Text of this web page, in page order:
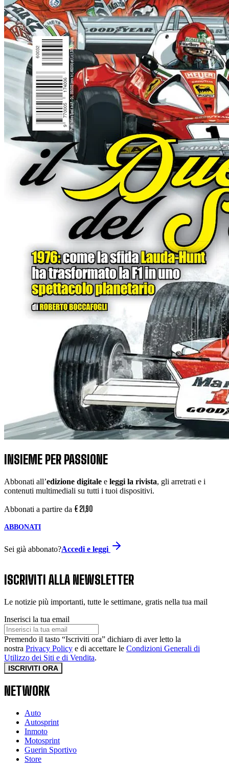
INSIEME PER PASSIONE
Abbonati all’edizione digitale e leggi la rivista, gli arretrati e i
contenuti multimediali su tutti i tuoi dispositivi.
Abbonati a partire da € 21,90
ABBONATI
Sei già abbonato?Accedi e leggi
ISCRIVITI ALLA NEWSLETTER
Le notizie più importanti, tutte le settimane, gratis nella tua mail
Inserisci la tua email
Premendo il tasto “Iscriviti ora” dichiaro di aver letto la
nostra Privacy Policy e di accettare le Condizioni Generali di
Utilizzo dei Siti e di Vendita.
ISCRIVITI ORA
NETWORK
Auto
Autosprint
Inmoto
Motosprint
Guerin Sportivo
Store